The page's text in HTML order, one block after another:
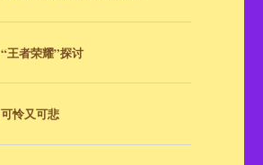
“王者荣耀”探讨
可怜又可悲